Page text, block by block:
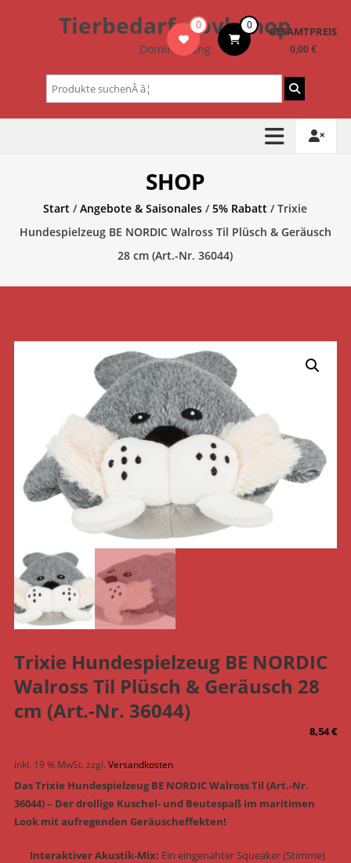
Tierbedarf – bvl-Shop
Dominik Lang
0 0 GESAMTPREIS
0,00 €
Suchen
nach:
SHOP
Start /Angebote & Saisonales /5% Rabatt / Trixie
Hundespielzeug BE NORDIC Walross Til Plüsch & Geräusch
28 cm (Art.-Nr. 36044)
Trixie Hundespielzeug BE NORDIC
Walross Til Plüsch & Geräusch 28
cm (Art.-Nr. 36044)
8,54€
inkl. 19 % MwSt. zzgl. Versandkosten
Das Trixie Hundespielzeug BE NORDIC Walross Til (Art.-Nr.
36044) – Der drollige Kuschel- und Beutespaß im maritimen
Look mit aufregenden Geräuscheffekten!
Interaktiver Akustik-Mix: Ein eingenähter Squeaker (Stimme)